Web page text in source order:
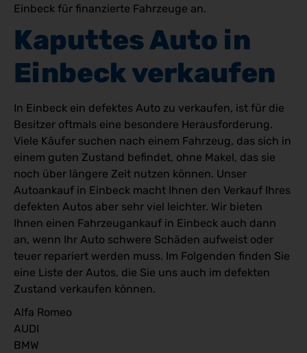
Einbeck für finanzierte Fahrzeuge an.
Kaputtes Auto in
Einbeck verkaufen
In Einbeck ein defektes Auto zu verkaufen, ist für die
Besitzer oftmals eine besondere Herausforderung.
Viele Käufer suchen nach einem Fahrzeug, das sich in
einem guten Zustand befindet, ohne Makel, das sie
noch über längere Zeit nutzen können. Unser
Autoankauf in Einbeck macht Ihnen den Verkauf Ihres
defekten Autos aber sehr viel leichter. Wir bieten
Ihnen einen Fahrzeugankauf in Einbeck auch dann
an, wenn Ihr Auto schwere Schäden aufweist oder
teuer repariert werden muss. Im Folgenden finden Sie
eine Liste der Autos, die Sie uns auch im defekten
Zustand verkaufen können.
Alfa Romeo
AUDI
BMW